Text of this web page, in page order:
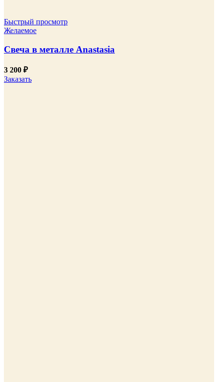
Быстрый просмотр
Желаемое
Свеча в металле Anastasia
3 200 ₽
Заказать